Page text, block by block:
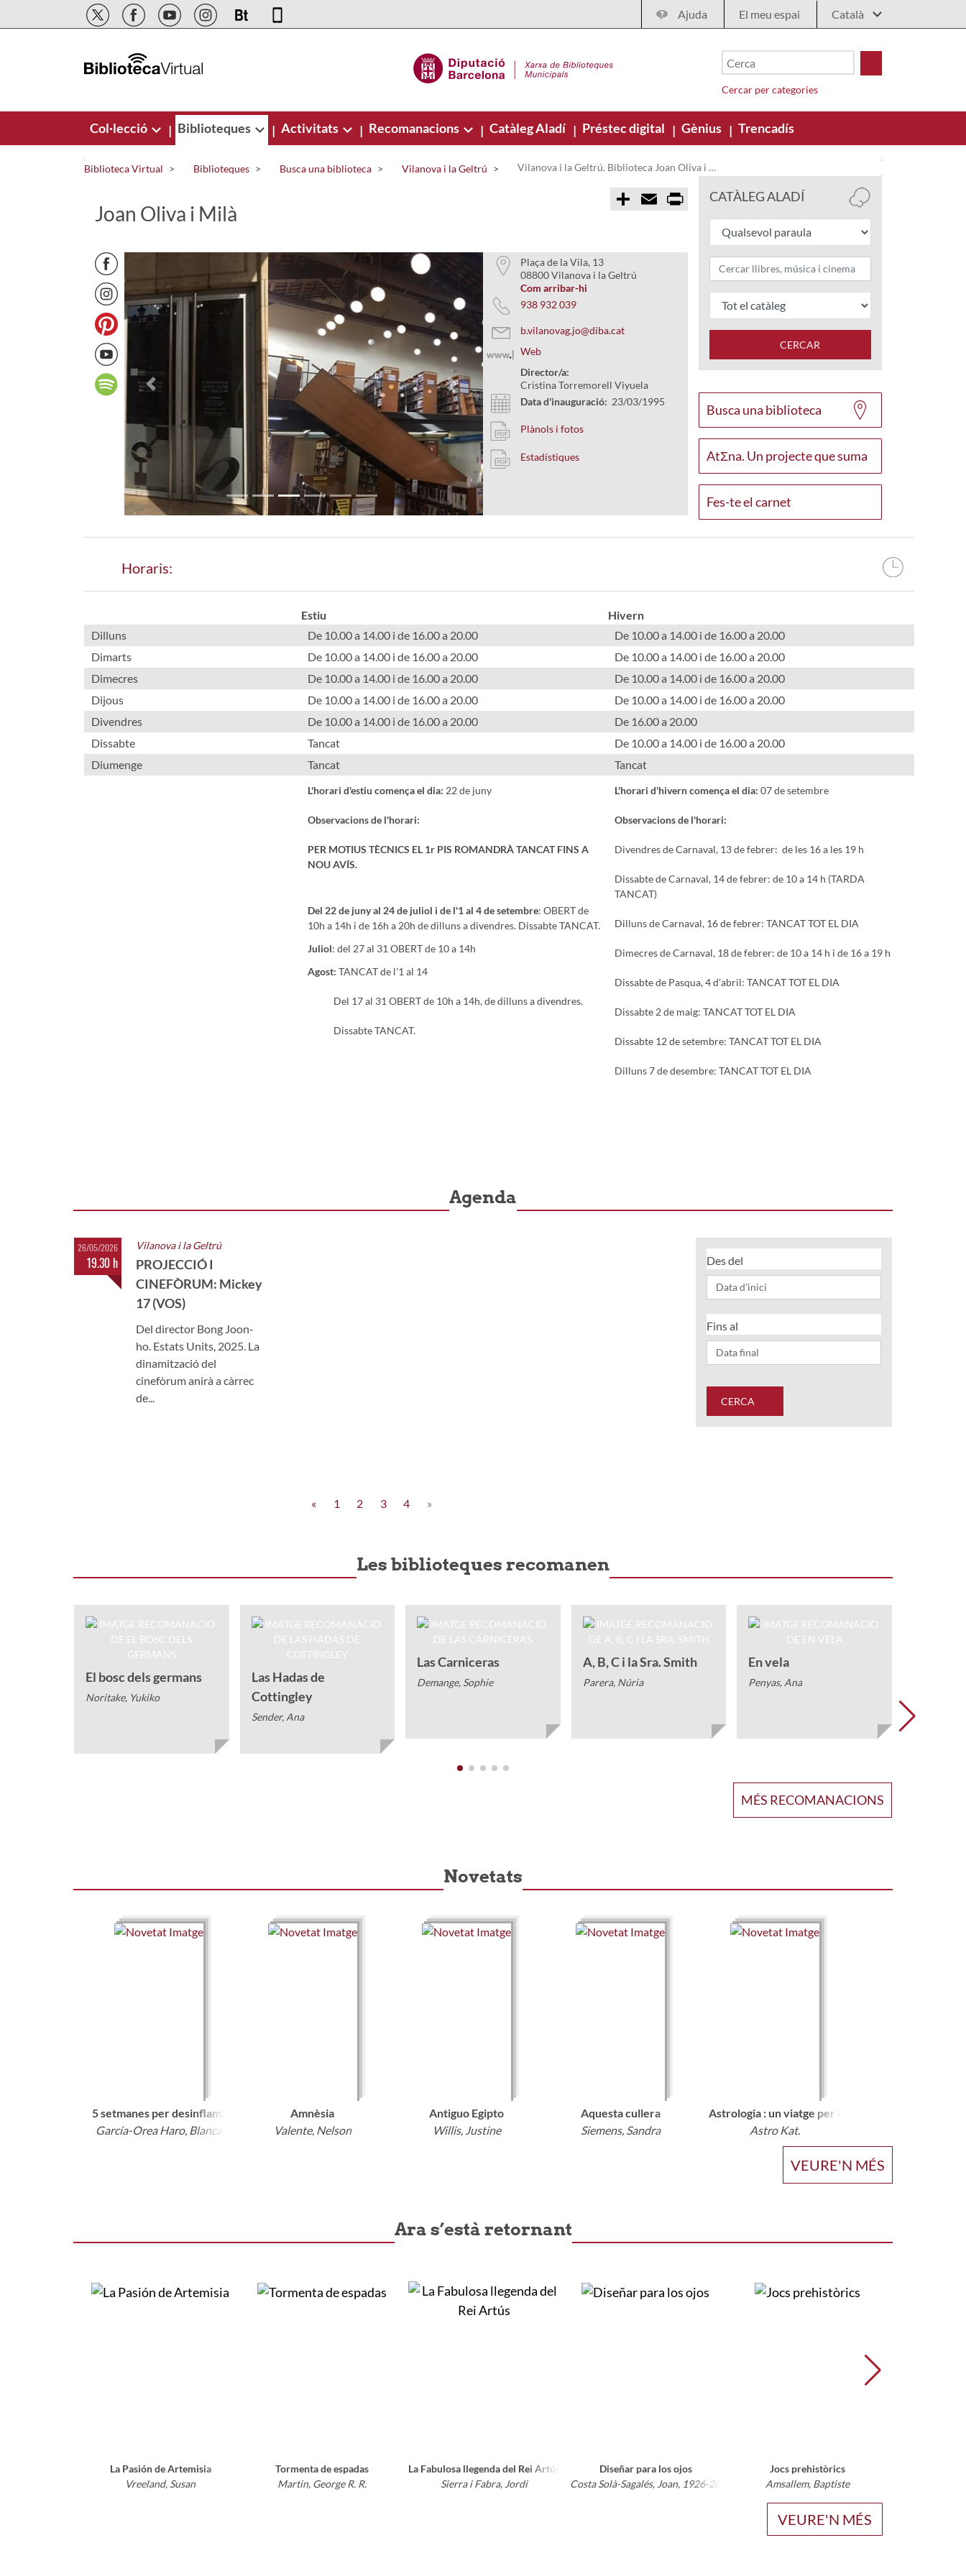
Salta al contingut principal Ajuda El meu espai
Cercar per categories
Col·lecció | Biblioteques | Activitats | Recomanacions | Catàleg Aladí | Préstec digital | Gènius | Trencadís
Biblioteca Virtual Biblioteques Busca una biblioteca Vilanova i la Geltrú Vilanova i la Geltrú. Biblioteca Joan Oliva i Milà
Joan Oliva i Milà
C
r
i
m
Previous Next
Plaça de la Vila, 13
08800 Vilanova i la Geltrú
Com arribar-hi
938 932 039
b.vilanovag.jo@diba.cat
Web
Director/a:
Cristina Torremorell Viyuela
Data d'inauguració: 23/03/1995
Plànols i fotos
Estadístiques
Horaris:
Estiu
Hivern
Dilluns
De 10.00 a 14.00 i de 16.00 a 20.00
De 10.00 a 14.00 i de 16.00 a 20.00
Dimarts
De 10.00 a 14.00 i de 16.00 a 20.00
De 10.00 a 14.00 i de 16.00 a 20.00
Dimecres
De 10.00 a 14.00 i de 16.00 a 20.00
De 10.00 a 14.00 i de 16.00 a 20.00
Dijous
De 10.00 a 14.00 i de 16.00 a 20.00
De 10.00 a 14.00 i de 16.00 a 20.00
Divendres
De 10.00 a 14.00 i de 16.00 a 20.00
De 16.00 a 20.00
Dissabte
Tancat
De 10.00 a 14.00 i de 16.00 a 20.00
Diumenge
Tancat Tancat
L'horari d'estiu comença el dia: 22 de juny
Observacions de l'horari:
PER MOTIUS TÈCNICS EL 1r PIS ROMANDRÀ TANCAT FINS A
NOU AVÍS.
Del 22 de juny al 24 de juliol i de l'1 al 4 de setembre: OBERT de
10h a 14h i de 16h a 20h de dilluns a divendres. Dissabte TANCAT.
Juliol: del 27 al 31 OBERT de 10 a 14h
Agost: TANCAT de l'1 al 14
Del 17 al 31 OBERT de 10h a 14h, de dilluns a divendres.
Dissabte TANCAT.
L'horari d'hivern comença el dia: 07 de setembre
Observacions de l'horari:
Divendres de Carnaval, 13 de febrer: de les 16 a les 19 h
Dissabte de Carnaval, 14 de febrer: de 10 a 14 h (TARDA
TANCAT)
Dilluns de Carnaval, 16 de febrer: TANCAT TOT EL DIA
Dimecres de Carnaval, 18 de febrer: de 10 a 14 h i de 16 a 19 h
Dissabte de Pasqua, 4 d’abril: TANCAT TOT EL DIA
Dissabte 2 de maig: TANCAT TOT EL DIA
Dissabte 12 de setembre: TANCAT TOT EL DIA
Dilluns 7 de desembre: TANCAT TOT EL DIA
CATÀLEG ALADÍ
CERCAR
Busca una biblioteca
AtΣna. Un projecte que suma
Fes-te el carnet
Agenda
Des del
Fins al
CERCA
26/05/2026
19.30 h
Vilanova i la Geltrú
PROJECCIÓ I
CINEFÒRUM: Mickey
17 (VOS)
Del director Bong Joon-
ho. Estats Units, 2025. La
dinamització del
cinefòrum anirà a càrrec
de...
« 1 2 3 4 »
Les biblioteques recomanen
El bosc dels germans
Noritake, Yukiko
Las Hadas de
Cottingley
Sender, Ana
Las Carniceras
Demange, Sophie
A, B, C i la Sra. Smith
Parera, Núria
En vela
Penyas, Ana
MÉS RECOMANACIONS
Novetats
5 setmanes per desinflamar-te : el mètode revolucionari que canviarà els teus hàbits
García-Orea Haro, Blanca
Amnèsia
Valente, Nelson
Antiguo Egipto
Willis, Justine
Aquesta cullera
Siemens, Sandra
Astrologia : un viatge per descobrir-te a través
Astro Kat.
VEURE'N MÉS
Ara s’està retornant
La Pasión de Artemisia
Vreeland, Susan
Tormenta de espadas
Martin, George R. R.
La Fabulosa llegenda del Rei Artús
Sierra i Fabra, Jordi
Diseñar para los ojos
Costa Solà-Sagalés, Joan, 1926-2022
Jocs prehistòrics
Amsallem, Baptiste
VEURE'N MÉS